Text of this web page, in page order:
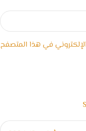
في هذا المتصفح